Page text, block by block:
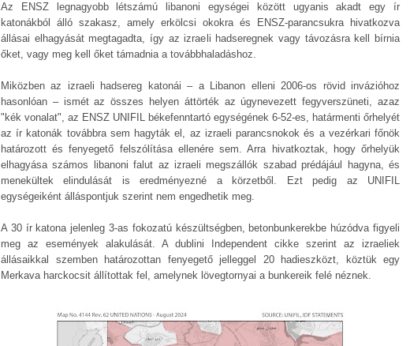
Az ENSZ legnagyobb létszámú libanoni egységei között ugyanis akadt egy ír
katonákból álló szakasz, amely erkölcsi okokra és ENSZ-parancsukra hivatkozva
állásai elhagyását megtagadta, így az izraeli hadseregnek vagy távozásra kell bírnia
őket, vagy meg kell őket támadnia a továbbhaladáshoz.
Miközben az izraeli hadsereg katonái – a Libanon elleni 2006-os rövid invázióhoz
hasonlóan – ismét az összes helyen áttörték az úgynevezett fegyverszüneti, azaz
"kék vonalat", az ENSZ UNIFIL békefenntartó egységének 6-52-es, határmenti őrhelyét
az ír katonák továbbra sem hagyták el, az izraeli parancsnokok és a vezérkari főnök
határozott és fenyegető felszólítása ellenére sem. Arra hivatkoztak, hogy őrhelyük
elhagyása számos libanoni falut az izraeli megszállók szabad prédájául hagyna, és
menekültek elindulását is eredményezné a körzetből. Ezt pedig az UNIFIL
egységeiként álláspontjuk szerint nem engedhetik meg.
A 30 ír katona jelenleg 3-as fokozatú készültségben, betonbunkerekbe húzódva figyeli
meg az események alakulását. A dublini Independent cikke szerint az izraeliek
állásaikkal szemben határozottan fenyegető jelleggel 20 hadieszközt, köztük egy
Merkava harckocsit állítottak fel, amelynek lövegtornyai a bunkereik felé néznek.